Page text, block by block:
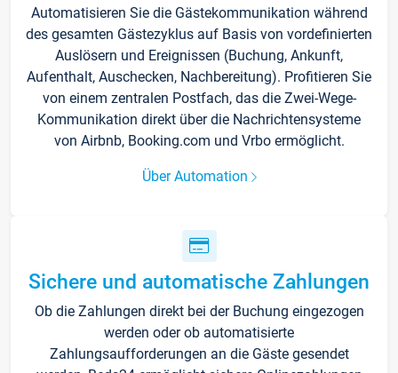
Automatisieren Sie die Gästekommunikation während
des gesamten Gästezyklus auf Basis von vordefinierten
Auslösern und Ereignissen (Buchung, Ankunft,
Aufenthalt, Auschecken, Nachbereitung). Profitieren Sie
von einem zentralen Postfach, das die Zwei-Wege-
Kommunikation direkt über die Nachrichtensysteme
von Airbnb, Booking.com und Vrbo ermöglicht.
Über Automation
Sichere und automatische Zahlungen
Ob die Zahlungen direkt bei der Buchung eingezogen
werden oder ob automatisierte
Zahlungsaufforderungen an die Gäste gesendet